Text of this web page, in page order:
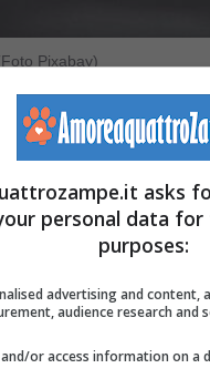
Pixabay)
più a riposare
lo farà ancor meno.
persone a
conoscenza dei fatti,
divorzio.
per andare a
asks
personal data
purposes:
advertising and content,
audience research and
or access information on a